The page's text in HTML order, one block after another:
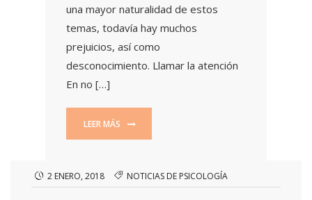
una mayor naturalidad de estos
temas, todavía hay muchos
prejuicios, así como
desconocimiento. Llamar la atención
En no […]
LEER MÁS
2 ENERO, 2018 NOTICIAS DE PSICOLOGÍA